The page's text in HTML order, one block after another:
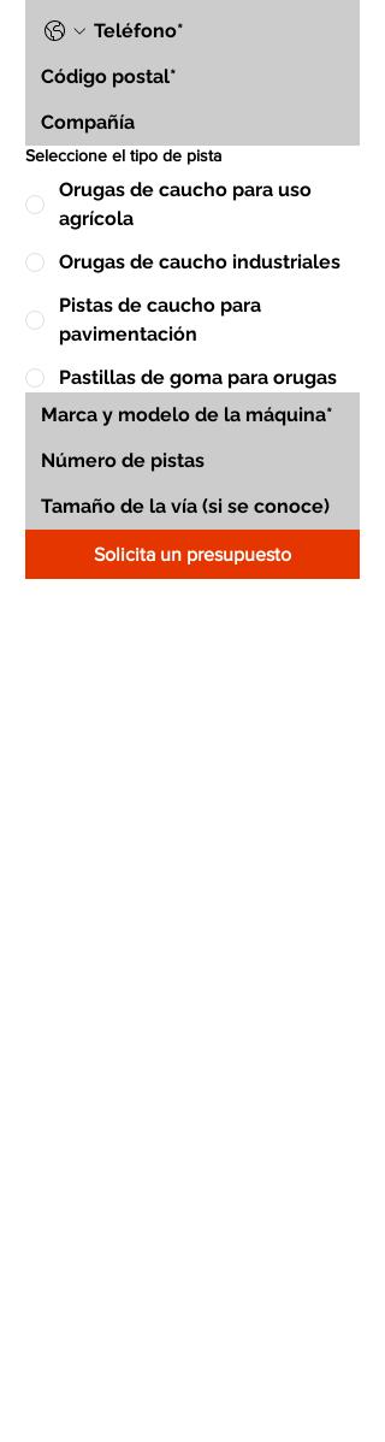
Seleccione el tipo de pista
Orugas de caucho para uso
agrícola
Orugas de caucho industriales
Pistas de caucho para
pavimentación
Pastillas de goma para orugas
Solicita un presupuesto